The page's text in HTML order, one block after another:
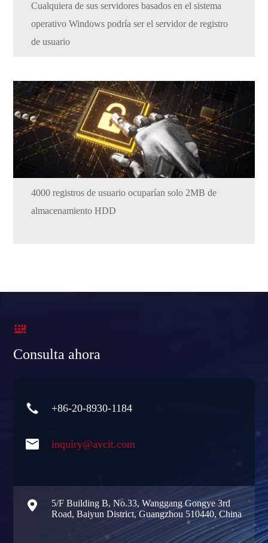
Cualquiera de sus servidores basados en el sistema
operativo Windows podría ser el servidor de registro
de usuario
4000 registros de usuario ocuparían solo 2MB de
almacenamiento HDD

Consulta ahora
 +86-20-8930-1184
 inquiry@avcit.com

5/F Building B, No.33, Wanggang Gongye 3rd
Road, Baiyun District, Guangzhou 510440, China